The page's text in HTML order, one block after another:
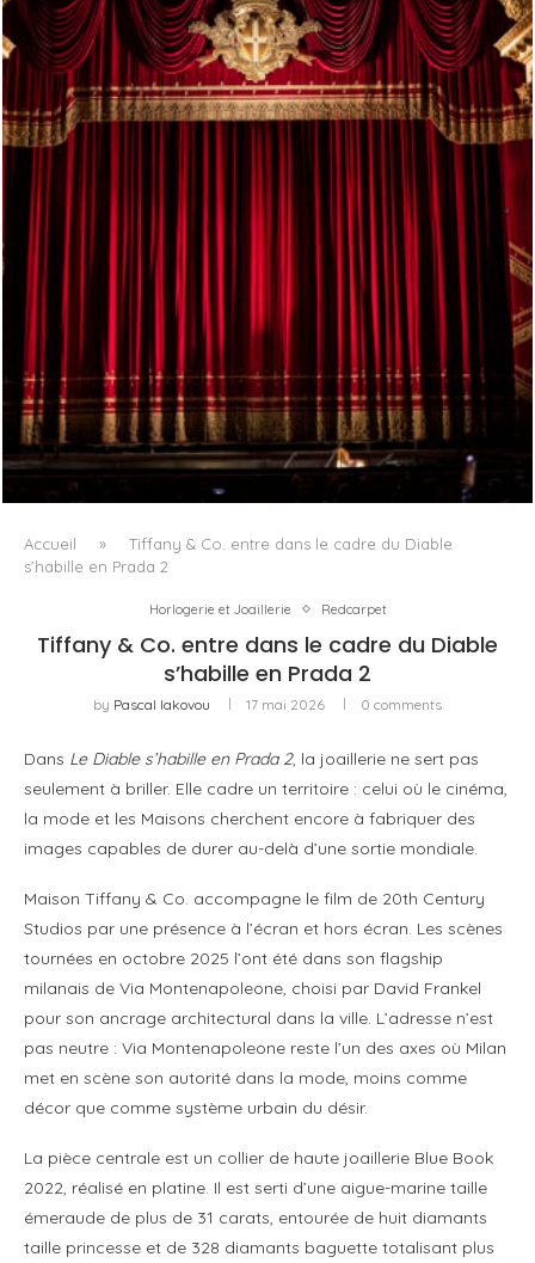
PORTRAIT MILANO, OU L’OPÉRA COMME ART DE SÉJOUR
Accueil »
Tiffany & Co. entre dans le cadre du Diable
s’habille en Prada 2
Horlogerie et Joaillerie Redcarpet
Tiffany & Co. entre dans le cadre du Diable
s’habille en Prada 2
by Pascal Iakovou 17 mai 2026 0 comments
Dans Le Diable s’habille en Prada 2, la joaillerie ne sert pas
seulement à briller. Elle cadre un territoire : celui où le cinéma,
la mode et les Maisons cherchent encore à fabriquer des
images capables de durer au-delà d’une sortie mondiale.
Maison Tiffany & Co. accompagne le film de 20th Century
Studios par une présence à l’écran et hors écran. Les scènes
tournées en octobre 2025 l’ont été dans son flagship
milanais de Via Montenapoleone, choisi par David Frankel
pour son ancrage architectural dans la ville. L’adresse n’est
pas neutre : Via Montenapoleone reste l’un des axes où Milan
met en scène son autorité dans la mode, moins comme
décor que comme système urbain du désir.
La pièce centrale est un collier de haute joaillerie Blue Book
2022, réalisé en platine. Il est serti d’une aigue-marine taille
émeraude de plus de 31 carats, entourée de huit diamants
taille princesse et de 328 diamants baguette totalisant plus